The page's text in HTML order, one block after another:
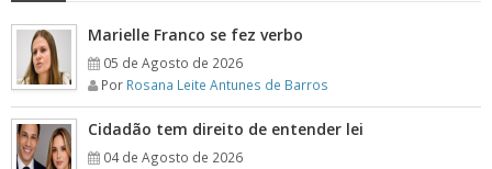
Marielle Franco se fez verbo
05 de Agosto de 2026
Por Rosana Leite Antunes de Barros
Cidadão tem direito de entender lei
04 de Agosto de 2026